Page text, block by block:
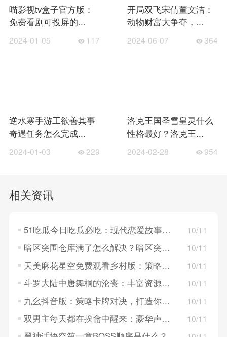
喵影视tv盒子官方版：
免费看剧可投屏的...
2024-01-05 117
开局双飞宋倩董文洁：
动物财富大争夺，...
2024-06-07 364
逆水寒手游工欲善其事
奇遇任务怎么完成...
2024-01-03 229
洛克王国圣雪皇灵什么
性格最好？洛克王...
2024-02-28 954
相关资讯
51吃瓜今日吃瓜必吃：现代恋爱故事，探索年轻人的情感世界！ 10/11
暗区突围仓库满了怎么解决？暗区突围仓库满了的解决方法 10/11
天美麻花星空免费观看乡村版：策略卡牌对决，构建梦幻英雄组队！ 10/11
斗罗大陆中唐舞桐的沦丧：丰富资源系统，策略养成英雄角色！ 10/11
九幺抖音版：策略卡牌对决，打造你的战斗队伍！ 10/11
双男主每天都在挨龠中醒来：豪华声优阵容，重温经典角色！ 10/11